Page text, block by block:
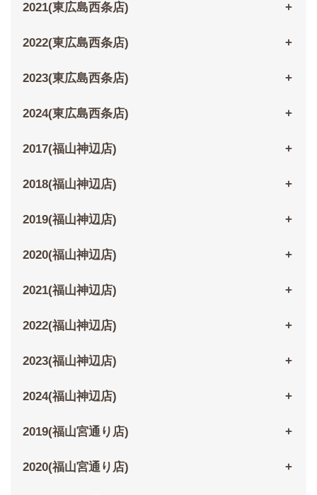
2021(東広島西条店)
2022(東広島西条店)
2023(東広島西条店)
2024(東広島西条店)
2017(福山神辺店)
2018(福山神辺店)
2019(福山神辺店)
2020(福山神辺店)
2021(福山神辺店)
2022(福山神辺店)
2023(福山神辺店)
2024(福山神辺店)
2019(福山宮通り店)
2020(福山宮通り店)